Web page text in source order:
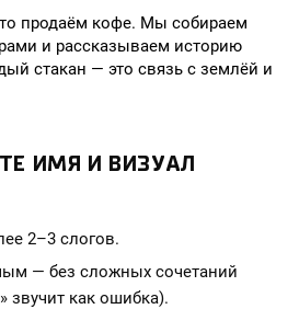
продаём кофе. Мы собираем
и рассказываем историю
стакан — это связь с землёй и
ИМЯ И ВИЗУАЛ
2–3 слогов.
— без сложных сочетаний
звучит как ошибка).